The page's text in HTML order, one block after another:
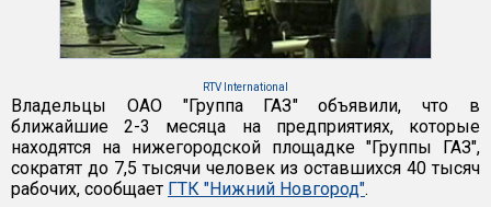
RTV International
Владельцы ОАО "Группа ГАЗ" объявили, что в
ближайшие 2-3 месяца на предприятиях, которые
находятся на нижегородской площадке "Группы ГАЗ",
сократят до 7,5 тысячи человек из оставшихся 40 тысяч
рабочих, сообщает ГТК "Нижний Новгород".